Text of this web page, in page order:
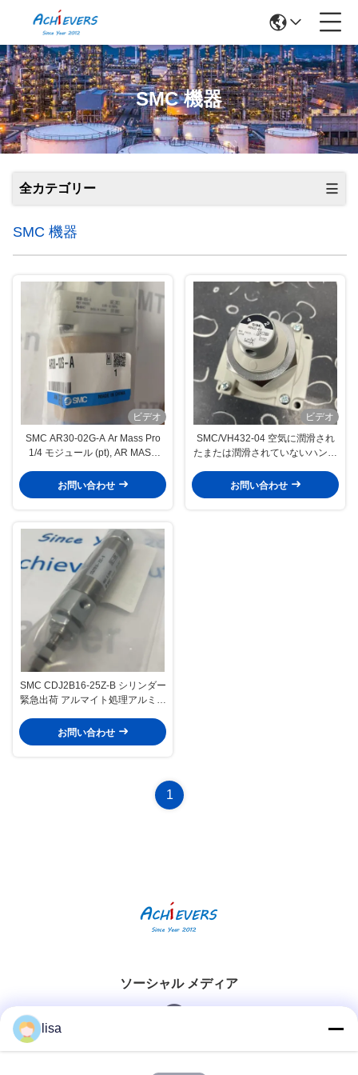
SMC 機器
全カテゴリー
SMC 機器
ビデオ
SMC AR30-02G-A Ar Mass Pro
1/4 モジュール (pt), AR MASS
タ
お問い合わせ
ビデオ
SMC/VH432-04 空気に潤滑され
たまたは潤滑されていないハンド
油に耐性
お問い合わせ
SMC CDJ2B16-25Z-B シリンダー
緊急出荷 アルマイト処理アルミニ
お問い合わせ
1
ソーシャル メディア
迅速な連絡
lisa